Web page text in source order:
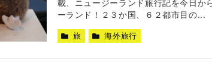
載、ニュージーランド旅行記を今日か
ーランド！２３か国、６２都市目の...
旅 海外旅行